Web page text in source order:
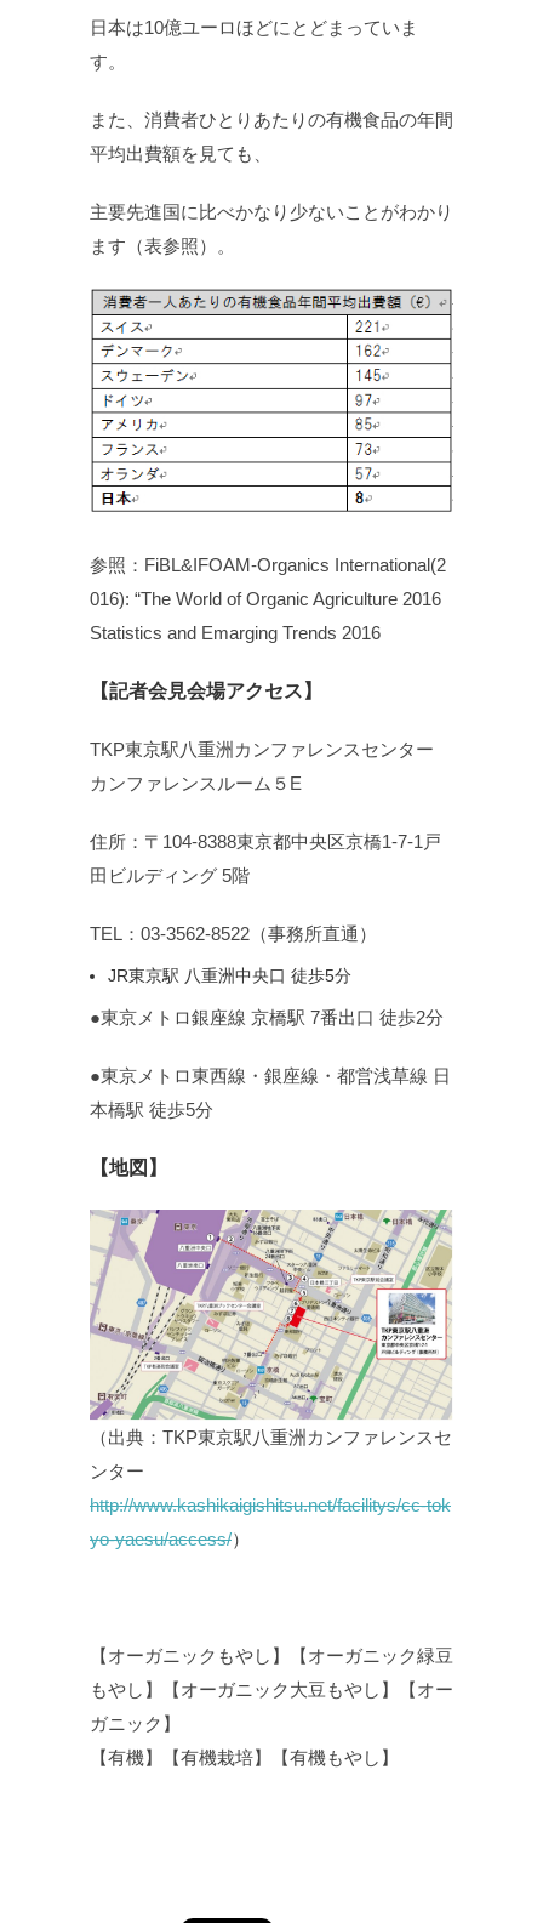
日本は10億ユーロほどにとどまっていま
す。
また、消費者ひとりあたりの有機食品の年間
平均出費額を見ても、
主要先進国に比べかなり少ないことがわかり
ます（表参照）。
参照：FiBL&IFOAM-Organics International(2
016): “The World of Organic Agriculture 2016
Statistics and Emarging Trends 2016
【記者会見会場アクセス】
TKP東京駅八重洲カンファレンスセンター
カンファレンスルーム５E
住所：〒104-8388東京都中央区京橋1-7-1戸
田ビルディング 5階
TEL：03-3562-8522（事務所直通）
JR東京駅 八重洲中央口 徒歩5分
●東京メトロ銀座線 京橋駅 7番出口 徒歩2分
●東京メトロ東西線・銀座線・都営浅草線 日
本橋駅 徒歩5分
【地図】
（出典：TKP東京駅八重洲カンファレンスセ
ンター
http://www.kashikaigishitsu.net/facilitys/cc-tok
yo-yaesu/access/）
【オーガニックもやし】【オーガニック緑豆
もやし】【オーガニック大豆もやし】【オー
ガニック】
【有機】【有機栽培】【有機もやし】